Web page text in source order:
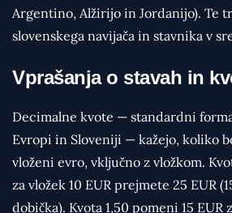
Argentino, Alžirijo in Jordanijo). Te
slovenskega navijača in stavnika v
Vprašanja o stavah in
Decimalne kvote — standardni
Evropi in Sloveniji — kažejo, koliko
vloženi evro, vključno z vložkom.
za vložek 10 EUR prejmete 25 EUR
dobička). Kvota 1,50 pomeni 15 EUR